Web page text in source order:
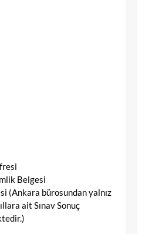
Belgesi
(Ankara bürosundan yalnız
ait Sınav Sonuç